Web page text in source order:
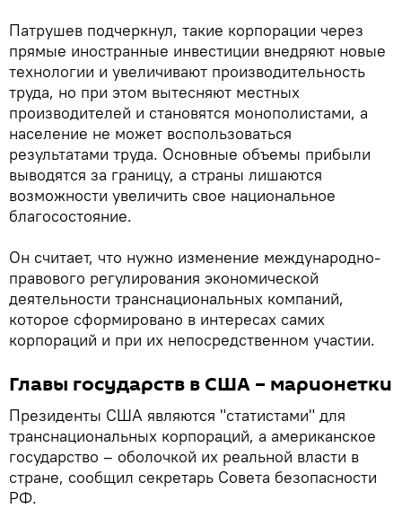
Патрушев подчеркнул, такие корпорации через
прямые иностранные инвестиции внедряют новые
технологии и увеличивают производительность
труда, но при этом вытесняют местных
производителей и становятся монополистами, а
население не может воспользоваться
результатами труда. Основные объемы прибыли
выводятся за границу, а страны лишаются
возможности увеличить свое национальное
благосостояние.
Он считает, что нужно изменение международно-
правового регулирования экономической
деятельности транснациональных компаний,
которое сформировано в интересах самих
корпораций и при их непосредственном участии.
Главы государств в США – марионетки
Президенты США являются "статистами" для
транснациональных корпораций, а американское
государство – оболочкой их реальной власти в
стране, сообщил секретарь Совета безопасности
РФ.